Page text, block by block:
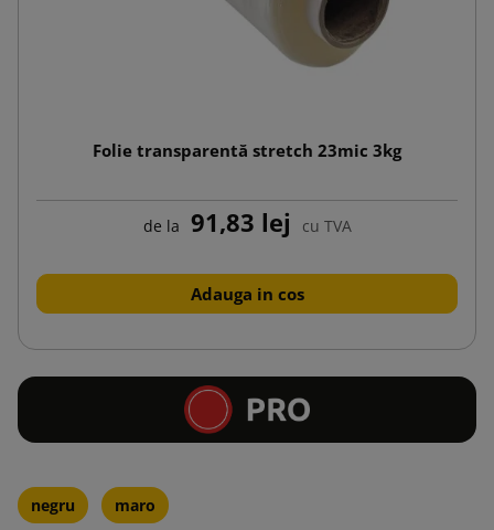
Folie transparentă stretch 23mic 3kg
de la 91,83 lej cu TVA
Adauga in cos
negru maro